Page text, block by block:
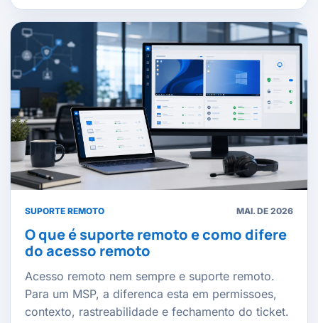
SUPORTE REMOTO MAI. DE 2026
O que é suporte remoto e como difere
do acesso remoto
Acesso remoto nem sempre e suporte remoto.
Para um MSP, a diferenca esta em permissoes,
contexto, rastreabilidade e fechamento do ticket.